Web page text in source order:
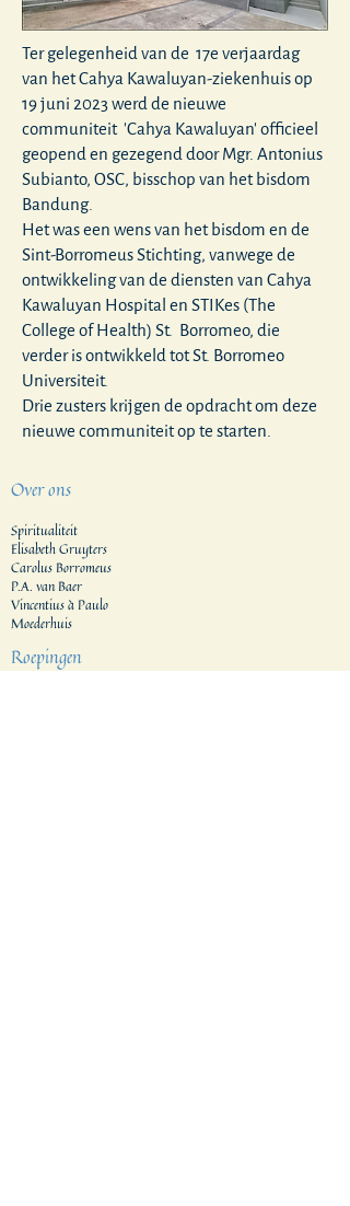
Ter gelegenheid van de 17e verjaardag
van het Cahya Kawaluyan-ziekenhuis op
19 juni 2023 werd de nieuwe
communiteit 'Cahya Kawaluyan' officieel
geopend en gezegend door Mgr. Antonius
Subianto, OSC, bisschop van het bisdom
Bandung.
Het was een wens van het bisdom en de
Sint-Borromeus Stichting, vanwege de
ontwikkeling van de diensten van Cahya
Kawaluyan Hospital en STIKes (The
College of Health) St. Borromeo, die
verder is ontwikkeld tot St. Borromeo
Universiteit.
Drie zusters krijgen de opdracht om deze
nieuwe communiteit op te starten.
Over ons
Spiritualiteit
Elisabeth Gruyters
Carolus Borromeus
P.A. van Baer
Vincentius à Paulo
Moederhuis
Roepingen